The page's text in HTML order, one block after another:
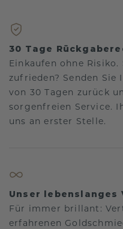
30 Tage
Einkaufen ohne
zufrieden? Senden
von 30 Tagen zurück
sorgenfreien Service.
uns an erster Stelle.
Unser lebenslanges
Für immer brillant:
erfahrenen